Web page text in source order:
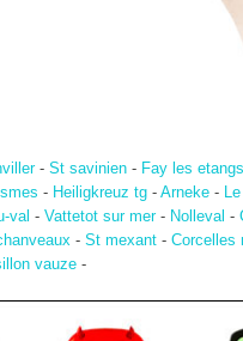
- St savinien- Fay les etangs
- Heiligkreuz tg- Arneke-
val - Vattetot sur mer- Nolleval -
- St mexant- Corcelles
vauze-